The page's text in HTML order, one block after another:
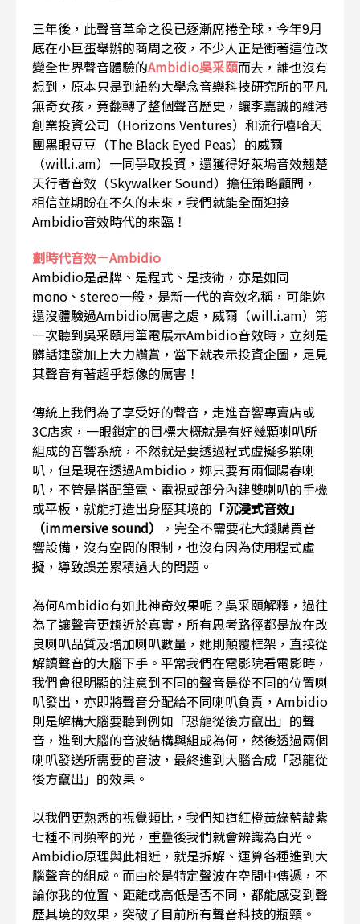
三年後，此聲音革命之役已逐漸席捲全球，今年9月
底在小巨蛋舉辦的商周之夜，不少人正是衝著這位改
變全世界聲音體驗的Ambidio吳采頤而去，誰也沒有
想到，原本只是到紐約大學念音樂科技研究所的平凡
無奇女孩，竟翻轉了整個聲音歷史，讓李嘉誠的維港
創業投資公司（Horizons Ventures）和流行嘻哈天
團黑眼豆豆（The Black Eyed Peas）的威爾
（will.i.am）一同爭取投資，還獲得好萊塢音效翹楚
天行者音效（Skywalker Sound）擔任策略顧問，
相信並期盼在不久的未來，我們就能全面迎接
Ambidio音效時代的來臨！
劃時代音效－Ambidio
Ambidio是品牌、是程式、是技術，亦是如同
mono、stereo一般，是新一代的音效名稱，可能妳
還沒體驗過Ambidio厲害之處，威爾（will.i.am）第
一次聽到吳采頤用筆電展示Ambidio音效時，立刻是
髒話連發加上大力讚賞，當下就表示投資企圖，足見
其聲音有著超乎想像的厲害！
傳統上我們為了享受好的聲音，走進音響專賣店或
3C店家，一眼鎖定的目標大概就是有好幾顆喇叭所
組成的音響系統，不然就是要透過程式虛擬多顆喇
叭，但是現在透過Ambidio，妳只要有兩個陽春喇
叭，不管是搭配筆電、電視或部分內建雙喇叭的手機
或平板，就能打造出身歷其境的 「沉浸式音效」
（immersive sound）
，完全不需要花大錢購買音
響設備，沒有空間的限制，也沒有因為使用程式虛
擬，導致誤差累積過大的問題。
為何Ambidio有如此神奇效果呢？吳采頤解釋，過往
為了讓聲音更趨近於真實，所有思考路徑都是放在改
良喇叭品質及增加喇叭數量，她則顛覆框架，直接從
解讀聲音的大腦下手。平常我們在電影院看電影時，
我們會很明顯的注意到不同的聲音是從不同的位置喇
叭發出，亦即將聲音分配給不同喇叭負責，Ambidio
則是解構大腦要聽到例如「恐龍從後方竄出」的聲
音，進到大腦的音波結構與組成為何，然後透過兩個
喇叭發送所需要的音波，最終進到大腦合成「恐龍從
後方竄出」的效果。
以我們更熟悉的視覺類比，我們知道紅橙黃綠藍靛紫
七種不同頻率的光，重疊後我們就會辨識為白光。
Ambidio原理與此相近，就是拆解、運算各種進到大
腦聲音的組成。而由於是特定聲波在空間中傳遞，不
論你我的位置、距離或高低是否不同，都能感受到聲
歷其境的效果，突破了目前所有聲音科技的瓶頸。